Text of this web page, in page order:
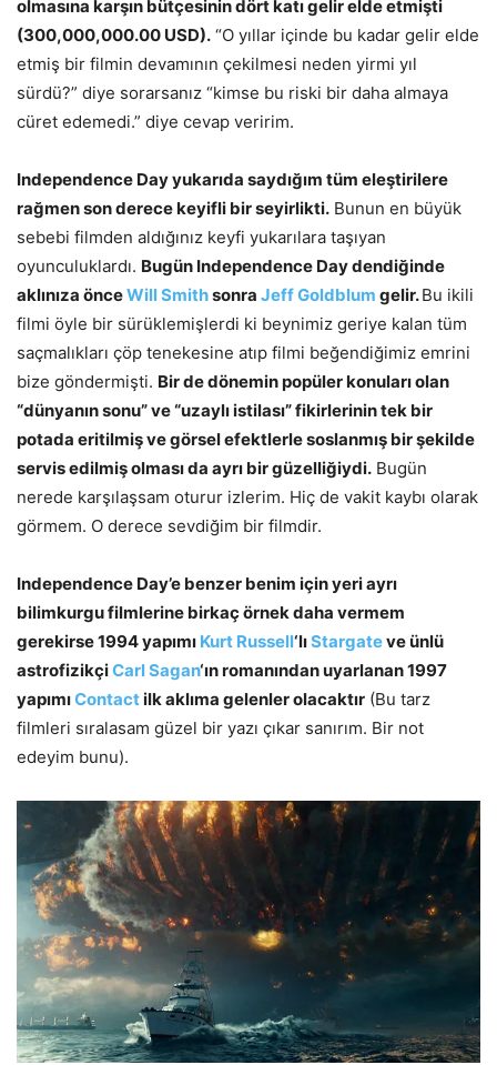
olmasına karşın bütçesinin dört katı gelir elde etmişti
(300,000,000.00 USD). “O yıllar içinde bu kadar gelir elde
etmiş bir filmin devamının çekilmesi neden yirmi yıl
sürdü?” diye sorarsanız “kimse bu riski bir daha almaya
cüret edemedi.” diye cevap veririm.
Independence Day yukarıda saydığım tüm eleştirilere
rağmen son derece keyifli bir seyirlikti. Bunun en büyük
sebebi filmden aldığınız keyfi yukarılara taşıyan
oyunculuklardı. Bugün Independence Day dendiğinde
aklınıza önceWill Smithsonra Jeff Goldblum gelir.Bu ikili
filmi öyle bir sürüklemişlerdi ki beynimiz geriye kalan tüm
saçmalıkları çöp tenekesine atıp filmi beğendiğimiz emrini
bize göndermişti. Bir de dönemin popüler konuları olan
“dünyanın sonu” ve “uzaylı istilası” fikirlerinin tek bir
potada eritilmiş ve görsel efektlerle soslanmış bir şekilde
servis edilmiş olması da ayrı bir güzelliğiydi. Bugün
nerede karşılaşsam oturur izlerim. Hiç de vakit kaybı olarak
görmem. O derece sevdiğim bir filmdir.
Independence Day’e benzer benim için yeri ayrı
bilimkurgu filmlerine birkaç örnek daha vermem
gerekirse 1994 yapımı Kurt Russell‘lıStargateve ünlü
astrofizikçiCarl Sagan‘ın romanından uyarlanan 1997
yapımıContactilk aklıma gelenler olacaktır (Bu tarz
filmleri sıralasam güzel bir yazı çıkar sanırım. Bir not
edeyim bunu).